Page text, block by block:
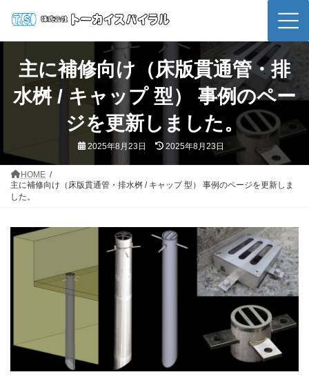
ン
ー
主に補修向け（床版貫通管・排
水桝 / キャップ 型） 事例のペー
ジを更新しました。
2025年8月23日
最
時
2025年8月23日
HOME
主に補修向け（床版貫通管・排水桝 / キャップ 型） 事例のページを更新しま
した。